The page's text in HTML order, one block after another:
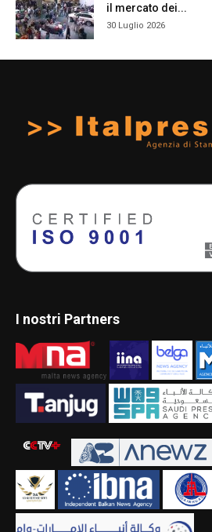
il mercato dei...
30 Luglio 2026
I nostri Partners